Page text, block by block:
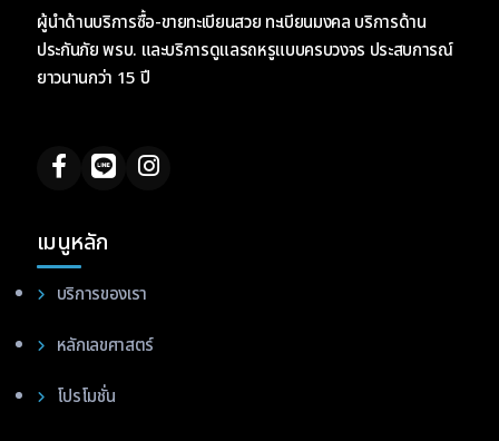
ผู้นำด้านบริการซื้อ-ขายทะเบียนสวย ทะเบียนมงคล บริการด้าน
ประกันภัย พรบ. และบริการดูแลรถหรูแบบครบวงจร ประสบการณ์
ยาวนานกว่า 15 ปี
เมนูหลัก
บริการของเรา
หลักเลขศาสตร์
โปรโมชั่น